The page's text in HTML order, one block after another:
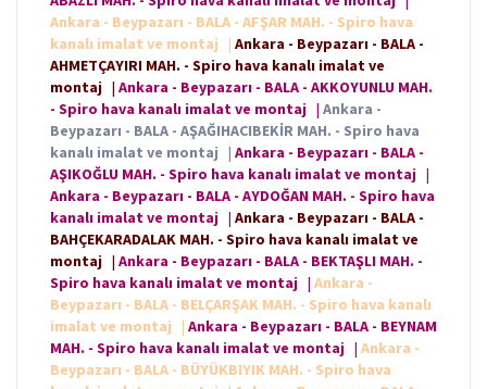
Ankara - Beypazarı - BALA - AFŞAR MAH. - Spiro hava
kanalı imalat ve montaj
| Ankara - Beypazarı - BALA -
AHMETÇAYIRI MAH. - Spiro hava kanalı imalat ve
montaj | Ankara - Beypazarı - BALA - AKKOYUNLU MAH.
- Spiro hava kanalı imalat ve montaj | Ankara -
Beypazarı - BALA - AŞAĞIHACIBEKİR MAH. - Spiro hava
kanalı imalat ve montaj | Ankara - Beypazarı - BALA -
AŞIKOĞLU MAH. - Spiro hava kanalı imalat ve montaj |
Ankara - Beypazarı - BALA - AYDOĞAN MAH. - Spiro hava
kanalı imalat ve montaj | Ankara - Beypazarı - BALA -
BAHÇEKARADALAK MAH. - Spiro hava kanalı imalat ve
montaj | Ankara - Beypazarı - BALA - BEKTAŞLI MAH. -
Spiro hava kanalı imalat ve montaj | Ankara -
Beypazarı - BALA - BELÇARŞAK MAH. - Spiro hava kanalı
imalat ve montaj
| Ankara - Beypazarı - BALA - BEYNAM
MAH. - Spiro hava kanalı imalat ve montaj | Ankara -
Beypazarı - BALA - BÜYÜKBIYIK MAH. - Spiro hava